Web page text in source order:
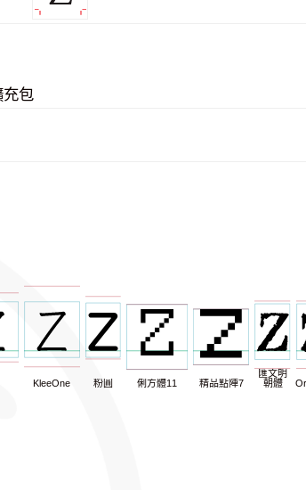
充包
KleeOne 粉圓 俐方體11 精品點陣7
匯文明
朝體